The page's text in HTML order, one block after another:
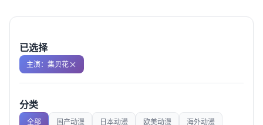
已选择
主演：集贝花
分类
全部 国产动漫 日本动漫 欧美动漫 海外动漫